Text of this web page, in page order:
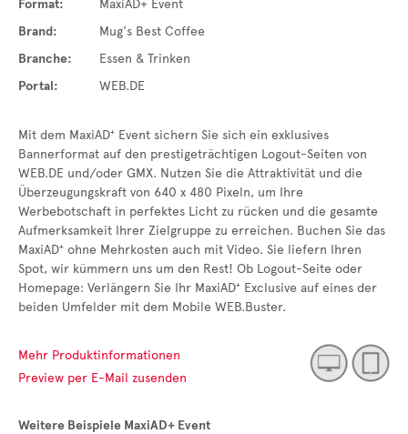
Format:
MaxiAD+ Event
Brand:
Mug's Best Coffee
Branche:
Essen & Trinken
Portal:
WEB.DE
Mit dem MaxiAD⁺ Event sichern Sie sich ein exklusives
Bannerformat auf den prestigeträchtigen Logout-Seiten von
WEB.DE und/oder GMX. Nutzen Sie die Attraktivität und die
Überzeugungskraft von 640 x 480 Pixeln, um Ihre
Werbebotschaft in perfektes Licht zu rücken und die gesamte
Aufmerksamkeit Ihrer Zielgruppe zu erreichen. Buchen Sie das
MaxiAD⁺ ohne Mehrkosten auch mit Video. Sie liefern Ihren
Spot, wir kümmern uns um den Rest! Ob Logout-Seite oder
Homepage: Verlängern Sie Ihr MaxiAD⁺ Exclusive auf eines der
beiden Umfelder mit dem Mobile WEB.Buster.
Mehr Produktinformationen
Preview per E-Mail zusenden
Weitere Beispiele MaxiAD+ Event